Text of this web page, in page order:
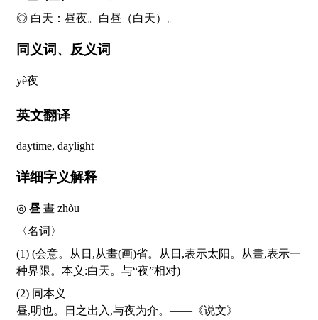
◎ 白天： 昼夜。白昼 （白天）。
同义词、反义词
yè夜
英文翻译
daytime, daylight
详细字义解释
昼 晝 zhòu
〈名词〉
(1) (会意。从日,从畫(画)省。从日,表示太阳。从畫,表示一
种界限。本义:白天。与“夜”相对)
(2) 同本义
昼,明也。日之出入,与夜为介。——《说文》